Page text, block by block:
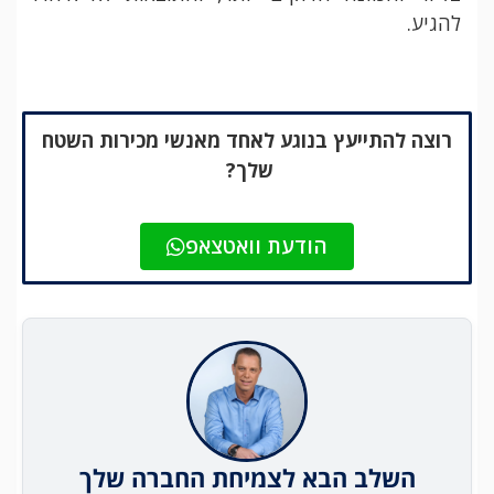
להגיע.
רוצה להתייעץ בנוגע לאחד מאנשי מכירות השטח
שלך?
הודעת וואטצאפ
השלב הבא לצמיחת החברה שלך